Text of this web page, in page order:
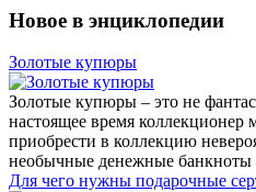
Новое в энциклопедии
Золотые купюры
Золотые купюры – это не
настоящее время коллекционер
приобрести в коллекцию
необычные денежные банкноты
​Для чего нужны подарочные